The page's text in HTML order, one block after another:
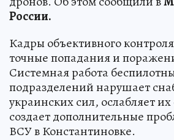
России.
Кадры объективного
точные попадания и
Системная работа
подразделений нарушает
украинских сил, ослабляет
создает дополнительные
ВСУ в Константиновке.